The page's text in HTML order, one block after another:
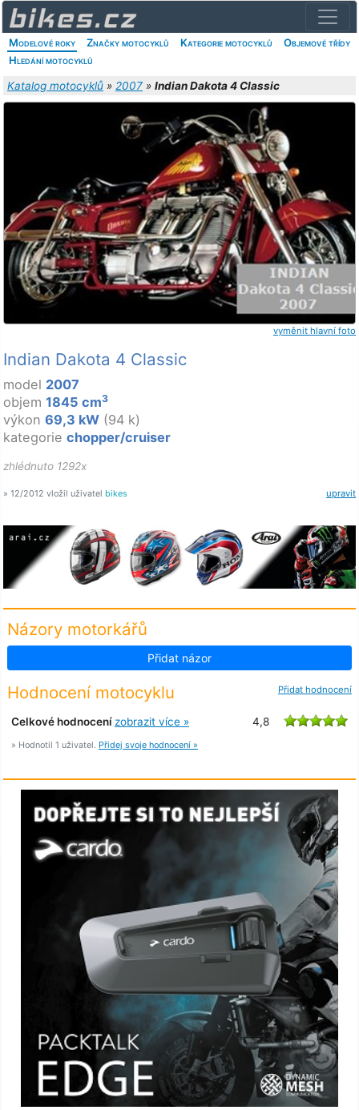
Modelové roky Značky motocyklů Kategorie motocyklů
Objemové třídy
Hledání motocyklů
Katalog motocyklů » 2007 » Indian Dakota 4 Classic
vyměnit hlavní foto
Indian Dakota 4 Classic
model 2007
objem 1845 cm3
výkon 69,3 kW (94 k)
kategorie chopper/cruiser
zhlédnuto 1292x
upravit
» 12/2012 vložil uživatel bikes
Názory motorkářů
Přidat názor
Přidat hodnocení
Hodnocení motocyklu
Celkové hodnocenízobrazit více » 4,8
» Hodnotil 1 uživatel. Přidej svoje hodnocení »